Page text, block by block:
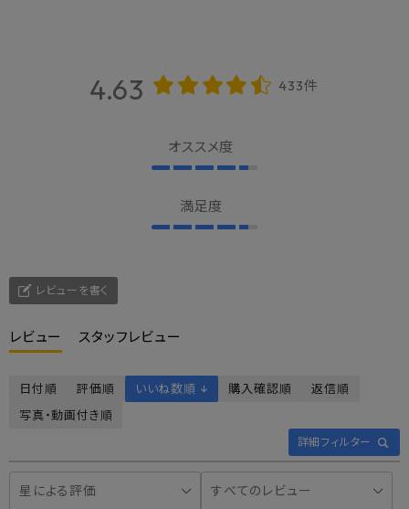
4.63 433件
オススメ度
満足度
レビューを書く
レビュー スタッフレビュー
詳細フィルター
日付順 評価順 いいね数順 ↓ 購入確認順
返信順
写真・動画付き順